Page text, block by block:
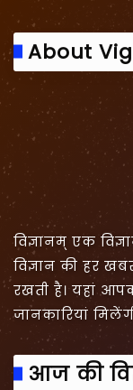
About
विज्ञानम् एक
विज्ञान की हर
रखती है। यहां
जानकारियां
आज की